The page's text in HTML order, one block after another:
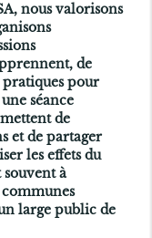
nous valorisons
de
pour
séance
de
et de partager
les effets du
souvent à
large public de